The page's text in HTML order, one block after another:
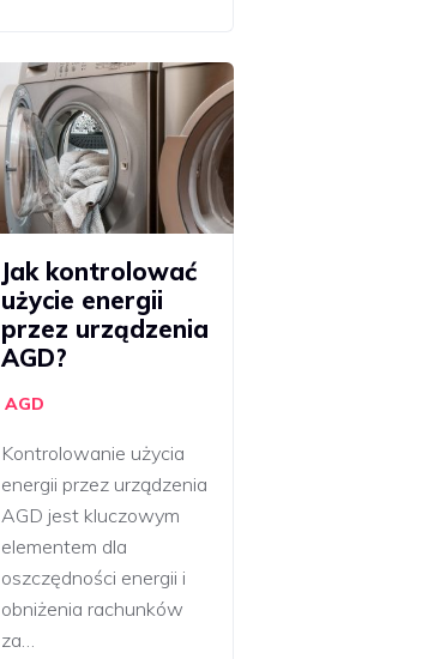
Jak kontrolować
użycie energii
przez urządzenia
AGD?
AGD
Kontrolowanie użycia
energii przez urządzenia
AGD jest kluczowym
elementem dla
oszczędności energii i
obniżenia rachunków
za…